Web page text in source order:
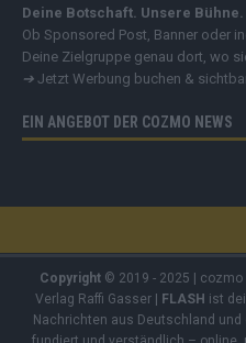
Deine Botschaft. Unsere Bühne.
Ob Sponsored Post, Banner oder
Deine Zielgruppe genau dort, wo
➔ Jetzt Werbung buchen &
EIN ANGEBOT DER COZMO NEWS
Copyright© 2019 - 2025 | cozmo
Verlag Raffi Gasser | FLASH ist
Nachrichten aus Deutschland und